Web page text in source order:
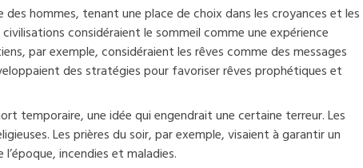
hommes, tenant une place de choix dans les croyances et les
considéraient le sommeil comme une expérience
par exemple, considéraient les rêves comme des messages
des stratégies pour favoriser rêves prophétiques et
temporaire, une idée qui engendrait une certaine terreur. Les
Les prières du soir, par exemple, visaient à garantir un
incendies et maladies.